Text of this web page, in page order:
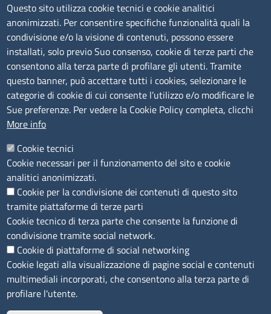
TRASPARENZA
Albo Online
Amministrazione trasparente
Bandi e concorsi
Segnalazioni Whistleblowing
Accessibilità
IBAN e pagamenti informatici
Informative privacy e cookie
Verifiche PA
Attuazione misure PNRR
Modulistica
SEGUICI SU
Questo sito utilizza cookie tecnici e cookie analitici
anonimizzati. Per consentire specifiche funzionalità quali la
condivisione e/o la visione di contenuti, possono essere
installati, solo previo Suo consenso, cookie di terze parti che
consentono alla terza parte di profilare gli utenti. Tramite
questo banner, può accettare tutti i cookies, selezionare le
categorie di cookie di cui consente l’utilizzo e/o modificare le
Sue preferenze. Per vedere la Cookie Policy completa, clicchi
More info
Cookie tecnici
Cookie necessari per il funzionamento del sito e cookie
analitici anonimizzati.
Cookie per la condivisione dei contenuti di questo sito
tramite piattaforme di terze parti
Cookie tecnico di terza parte che consente la funzione di
condivisione tramite social network.
Cookie di piattaforme di social networking
Cookie legati alla visualizzazione di pagine social e contenuti
multimediali incorporati, che consentono alla terza parte di
profilare l'utente.